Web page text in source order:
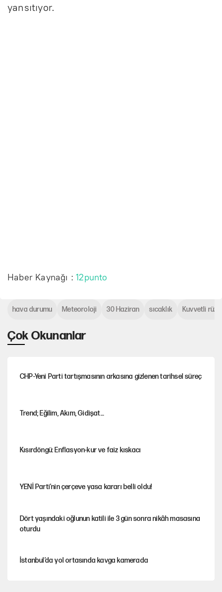
yansıtıyor.
Haber Kaynağı :12punto
Çok Okunanlar
CHP-Yeni Parti tartışmasının arkasına gizlenen tarihsel süreç
Trend; Eğilim, Akım, Gidişat…
Kısırdöngü: Enflasyon-kur ve faiz kıskacı
YENİ Parti'nin çerçeve yasa kararı belli oldu!
Dört yaşındaki oğlunun katili ile 3 gün sonra nikâh masasına
oturdu
İstanbul’da yol ortasında kavga kamerada
hava durumu Meteoroloji 30 Haziran sıcaklık Kuvvetli